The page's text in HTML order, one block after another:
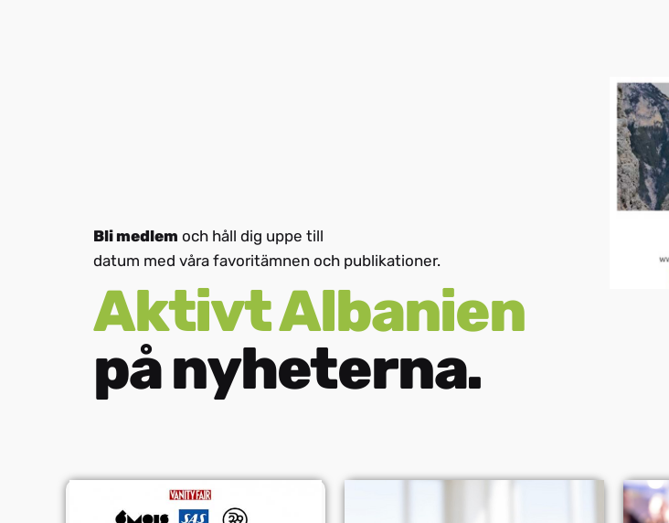
HR
MK
SR
Bli medlem och håll dig uppe till
datum med våra favoritämnen och publikationer.
Aktivt Albanien
på nyheterna.